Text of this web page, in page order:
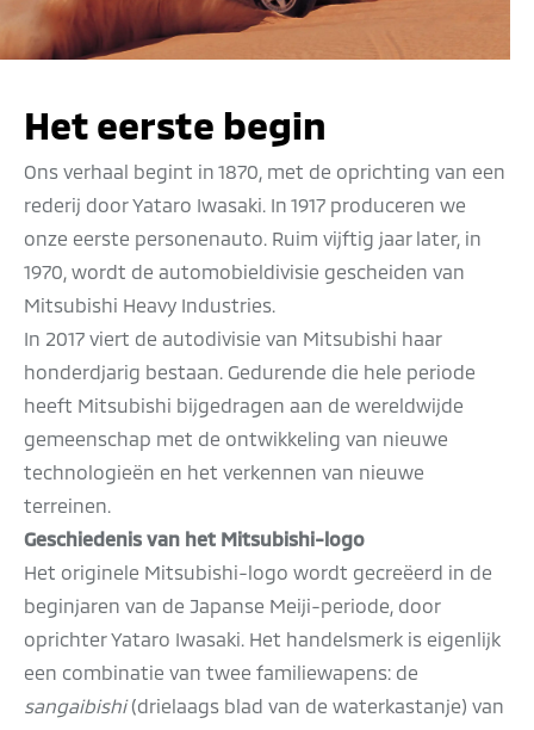
Het eerste begin
Ons verhaal begint in 1870, met de oprichting van een
rederij door Yataro Iwasaki. In 1917 produceren we
onze eerste personenauto. Ruim vijftig jaar later, in
1970, wordt de automobieldivisie gescheiden van
Mitsubishi Heavy Industries.
In 2017 viert de autodivisie van Mitsubishi haar
honderdjarig bestaan. Gedurende die hele periode
heeft Mitsubishi bijgedragen aan de wereldwijde
gemeenschap met de ontwikkeling van nieuwe
technologieën en het verkennen van nieuwe
terreinen.
Geschiedenis van het Mitsubishi-logo
Het originele Mitsubishi-logo wordt gecreëerd in de
beginjaren van de Japanse Meiji-periode, door
oprichter Yataro Iwasaki. Het handelsmerk is eigenlijk
een combinatie van twee familiewapens: de
sangaibishi(drielaags blad van de waterkastanje) van